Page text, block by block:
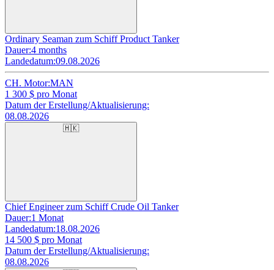
Ordinary Seaman zum Schiff Product Tanker
Dauer:4 months
Landedatum:09.08.2026
CH. Motor:MAN
1 300 $ pro Monat
Datum der Erstellung/Aktualisierung:
08.08.2026
🇭🇰
Chief Engineer zum Schiff Crude Oil Tanker
Dauer:1 Monat
Landedatum:18.08.2026
14 500 $ pro Monat
Datum der Erstellung/Aktualisierung:
08.08.2026